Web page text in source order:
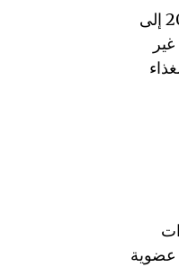
أما مصر، أول دولة عربية تعقد السلام مع إسرائيل وتعترف بها، فقد بلغت صادراتها لعام 2022 إلى
غير
دولار)، و, الغذاء
غير عضوية